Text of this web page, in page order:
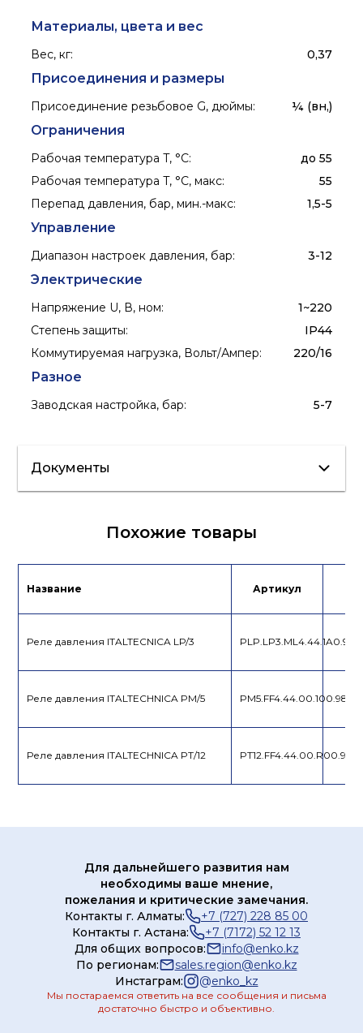
Материалы, цвета и вес
Вес, кг: 0,37
Присоединения и размеры
Присоединение резьбовое G, дюймы: ¼ (вн,)
Ограничения
Рабочая температура T, °C:
до 55
Рабочая температура T, °C, макс:
55
Перепад давления, бар, мин.-макс: 1,5-5
Управление
Диапазон настроек давления, бар: 3-12
Электрические
Напряжение U, В, ном:
1~220
Степень защиты:
IP44
Коммутируемая нагрузка, Вольт/Ампер: 220/16
Разное
Заводская настройка, бар: 5-7
Документы
Декларация
Инструкция Лист данных
Похожие товары
Название Артикул
Реле давления ITALTECNICA LP/3 PLP.LP3.ML4.44.1A0.98
Реле давления ITALTECHNICA PM/5 PM5.FF4.44.00.100.98
Реле давления ITALTECHNICA PT/12 PT12.FF4.44.00.R00.98
Для дальнейшего развития нам
необходимы ваше мнение,
пожелания и критические замечания.
Контакты г. Алматы:
+7 (727) 228 85 00
Контакты г. Астана:
+7 (7172) 52 12 13
Для общих вопросов:
info@enko.kz
По регионам:
sales.region@enko.kz
Инстаграм:
@enko_kz
Мы постараемся ответить на все сообщения и письма
достаточно быстро и объективно.